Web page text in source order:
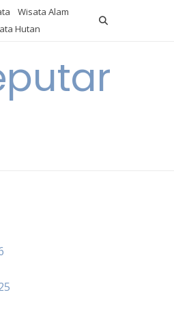
Wisata Alam
Hutan